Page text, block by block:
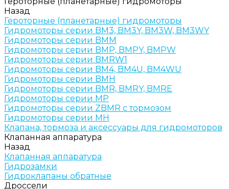
Назад
Героторные (планетарные) гидромоторы
Гидромоторы серии BM3, BM3Y, BM3W, BM3WY
Гидромоторы серии BMM
Гидромоторы серии BMP, BMPY, BMPW
Гидромоторы серии BMRW1
Гидромоторы серии BМ4, BM4U, BМ4WU
Гидромоторы серии BМH
Гидромоторы серии BМR, BMRY, BМRE
Гидромоторы серии MP
Гидромоторы серии ZBMR с тормозом
Гидромоторы серии МH
Клапана, тормоза и аксессуары для гидромоторов
Клапанная аппаратура
Назад
Клапанная аппаратура
Гидрозамки
Гидроклапаны обратные
Дроссели